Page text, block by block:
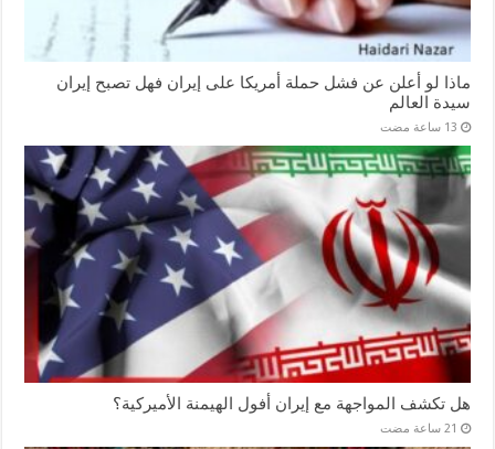
ماذا لو أعلن عن فشل حملة أمريكا على إيران فهل تصبح إيران
سيدة العالم
هل تكشف المواجهة مع إيران أفول الهيمنة الأميركية؟